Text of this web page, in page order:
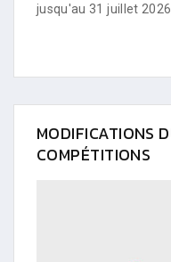
jusqu'au 31 juillet 2026.
MODIFICATIONS
COMPÉTITIONS